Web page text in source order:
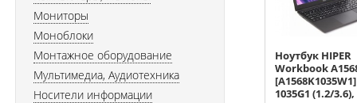
Ноутбук HIPER
Workbook
1035G1 (1.2/3.6),
Мониторы
Моноблоки
Монтажное оборудование
Мультимедиа, Аудиотехника
Носители информации